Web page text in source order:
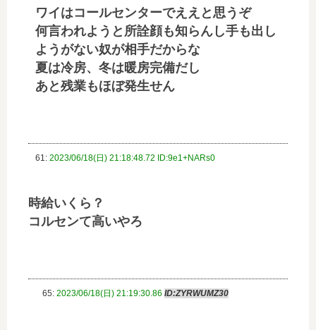
ワイはコールセンターでええと思うぞ
何言われようと所詮顔も知らんし手も出し
ようがない奴が相手だからな
夏は冷房、冬は暖房完備だし
あと残業もほぼ発生せん
61: 2023/06/18(日) 21:18:48.72 ID:9e1+NARs0
時給いくら？
コルセンて高いやろ
65: 2023/06/18(日) 21:19:30.86 ID:ZYRWUMZ30